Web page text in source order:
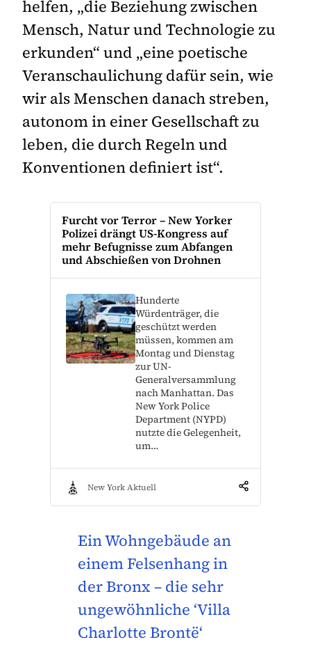
helfen, „die Beziehung zwischen
Mensch, Natur und Technologie zu
erkunden“ und „eine poetische
Veranschaulichung dafür sein, wie
wir als Menschen danach streben,
autonom in einer Gesellschaft zu
leben, die durch Regeln und
Konventionen definiert ist“.
Furcht vor Terror – New Yorker
Polizei drängt US-Kongress auf
mehr Befugnisse zum Abfangen
und Abschießen von Drohnen
Hunderte
Würdenträger, die
geschützt werden
müssen, kommen am
Montag und Dienstag
zur UN-
Generalversammlung
nach Manhattan. Das
New York Police
Department (NYPD)
nutzte die Gelegenheit,
um…
New York Aktuell
Ein Wohngebäude an
einem Felsenhang in
der Bronx – die sehr
ungewöhnliche ‘Villa
Charlotte Brontë‘